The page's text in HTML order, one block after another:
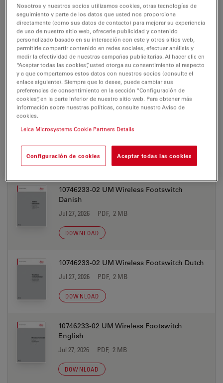
Jul 27, 2026 PDF, 2 MB
DOWNLOAD
10746233-02 UM Wireless Footswitch
Chinese
Jul 27, 2026 PDF, 2 MB
DOWNLOAD
10746233-02 UM Wireless Footswitch Czech
DOWNLOAD
10746233-02 UM Wireless Footswitch
Danish
Jul 27, 2026 PDF, 2 MB
DOWNLOAD
10746233-02 UM Wireless Footswitch Dutch
Jul 27, 2026 PDF, 2 MB
DOWNLOAD
10746233-02 UM Wireless Footswitch
English
Jul 27, 2026 PDF, 2 MB
DOWNLOAD
Nosotros y nuestros socios utilizamos cookies, otras tecnologías de
seguimiento y parte de los datos que usted nos proporciona
directamente (como sus datos de contacto) para mejorar su experiencia
de uso de nuestro sitio web, ofrecerle publicidad y contenido
personalizado basado en su interacción con este y otros sitios web,
permitirle compartir contenido en redes sociales, efectuar análisis y
medir la efectividad de nuestras campañas publicitarias. Al hacer clic en
“Aceptar todas las cookies”, usted otorga su consentimiento al respecto
y a que compartamos estos datos con nuestros socios (consulte el
enlace siguiente). Siempre que lo desee, puede cambiar sus
preferencias de consentimiento en la sección “Configuración de
cookies”, en la parte inferior de nuestro sitio web. Para obtener más
información sobre nuestras políticas, consulte nuestro Aviso de
cookies.
Leica Microsystems Cookie Partners Details
Configuración de cookies Aceptar todas las cookies